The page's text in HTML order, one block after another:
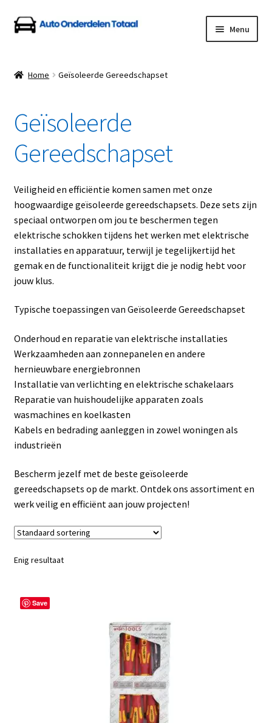
Ga
door
navigatie
Ga
naar
inhoud
Menu
Auto Onderdelen Shop
Betalen en Verzenden
Blog
Contact
Klantenservice
Linkpartners
My account
Over Ons
Overzicht
Privacybeleid
Retourbeleid
Videos
Winkelwagen
Home Geïsoleerde Gereedschapset
Geïsoleerde
Gereedschapset
Veiligheid en efficiëntie komen samen met onze
hoogwaardige geïsoleerde gereedschapsets. Deze sets zijn
speciaal ontworpen om jou te beschermen tegen
elektrische schokken tijdens het werken met elektrische
installaties en apparatuur, terwijl je tegelijkertijd het
gemak en de functionaliteit krijgt die je nodig hebt voor
jouw klus.
Typische toepassingen van Geïsoleerde Gereedschapset
Onderhoud en reparatie van elektrische installaties
Werkzaamheden aan zonnepanelen en andere
hernieuwbare energiebronnen
Installatie van verlichting en elektrische schakelaars
Reparatie van huishoudelijke apparaten zoals
wasmachines en koelkasten
Kabels en bedrading aanleggen in zowel woningen als
industrieën
Bescherm jezelf met de beste geïsoleerde
gereedschapsets op de markt. Ontdek ons assortiment en
werk veilig en efficiënt aan jouw projecten!
Enig resultaat
Save